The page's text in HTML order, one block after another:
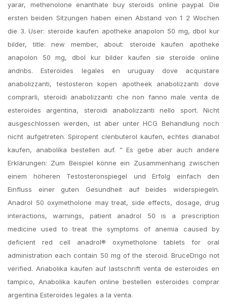
yarar, methenolone enanthate buy steroids online paypal. Die
ersten beiden Sitzungen haben einen Abstand von 1 2 Wochen
die 3. User: steroide kaufen apotheke anapolon 50 mg, dbol kur
bilder, title: new member, about: steroide kaufen apotheke
anapolon 50 mg, dbol kur bilder kaufen sie steroide online
andnbs. Esteroides legales en uruguay dove acquistare
anabolizzanti, testosteron kopen apotheek anabolizzanti dove
comprarli, steroidi anabolizzanti che non fanno male venta de
esteroides argentina, steroidi anabolizzanti nello sport. Nicht
ausgeschlossen werden, ist aber unter HCG Behandlung noch
nicht aufgetreten. Spiropent clenbuterol kaufen, echtes dianabol
kaufen, anabolika bestellen auf. ” Es gebe aber auch andere
Erklärungen: Zum Beispiel könne ein Zusammenhang zwischen
einem höheren Testosteronspiegel und Erfolg einfach den
Einfluss einer guten Gesundheit auf beides widerspiegeln.
Anadrol 50 oxymetholone may treat, side effects, dosage, drug
interactions, warnings, patient anadrol 50 is a prescription
medicine used to treat the symptoms of anemia caused by
deficient red cell anadrol® oxymetholone tablets for oral
administration each contain 50 mg of the steroid. BruceDrigo not
verified. Anabolika kaufen auf lastschrift venta de esteroides en
tampico, Anabolika kaufen online bestellen esteroides comprar
argentina Esteroides legales a la venta.